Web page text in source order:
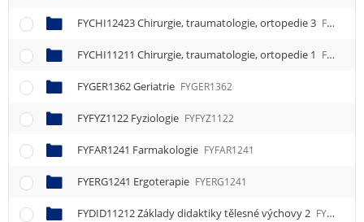
FYCHI12423 Chirurgie, traumatologie, ortopedie 3 FYCHI12423
FYCHI11211 Chirurgie, traumatologie, ortopedie 1 FYCHI11211
FYGER1362 Geriatrie FYGER1362
FYFYZ1122 Fyziologie FYFYZ1122
FYFAR1241 Farmakologie FYFAR1241
FYERG1241 Ergoterapie FYERG1241
FYDID11212 Základy didaktiky tělesné výchovy 2 FYDID11212